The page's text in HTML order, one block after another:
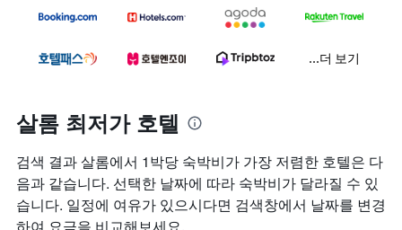
...더 보기
살롬 최저가 호텔
검색 결과 살롬에서 1박당 숙박비가 가장 저렴한 호텔은 다
음과 같습니다. 선택한 날짜에 따라 숙박비가 달라질 수 있
습니다. 일정에 여유가 있으시다면 검색창에서 날짜를 변경